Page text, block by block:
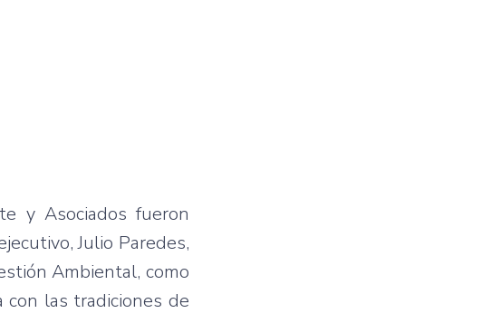
y Asociados fueron
Julio Paredes,
Ambiental, como
las tradiciones de